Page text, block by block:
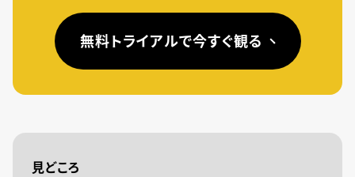
無料トライアルで今すぐ観る
見どころ